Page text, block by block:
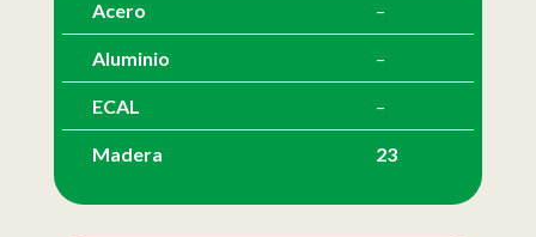
Acero –
Aluminio –
ECAL –
Madera 23